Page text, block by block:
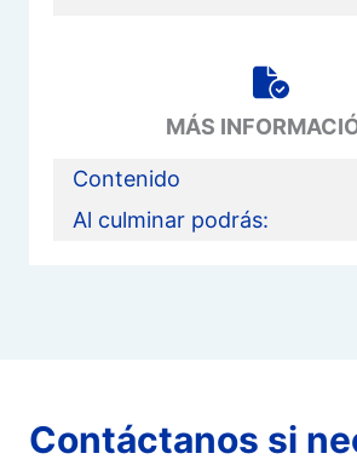
MÁS
Contenido
Al culminar podrás:
Contáctanos si